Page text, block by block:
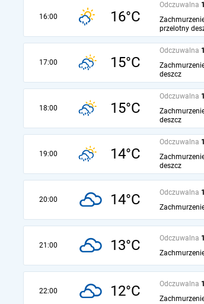
16:00 16°C
Odczuwalna
przelotny
17:00 15°C
Odczuwalna
deszcz
18:00 15°C
Odczuwalna
deszcz
19:00 14°C
Odczuwalna
deszcz
20:00 14°C Odczuwalna
21:00 13°C Odczuwalna
22:00 12°C Odczuwalna